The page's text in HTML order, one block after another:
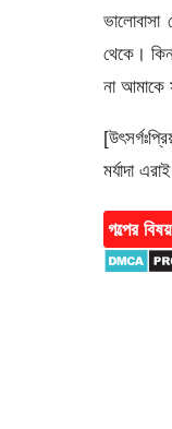
থেকে।
না আমাকে
মর্যাদা
গল্পের